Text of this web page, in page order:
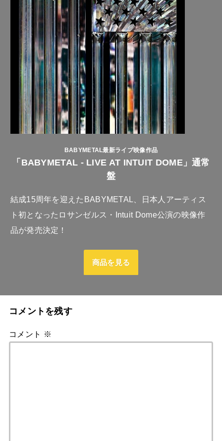
BABYMETAL最新ライブ映像作品
「BABYMETAL - LIVE AT INTUIT DOME」通常
盤
結成15周年を迎えたBABYMETAL、日本人アーティス
ト初となったロサンゼルス・Intuit Dome公演の映像作
品が発売決定！
商品を見る
コメントを残す
コメント ※